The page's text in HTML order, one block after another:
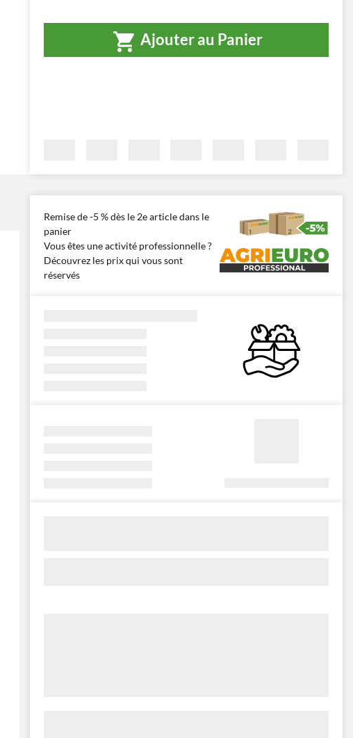
Ajouter au Panier
Remise de -5 % dès le 2e article dans le
panier
Vous êtes une activité professionnelle ?
Découvrez les prix qui vous sont
réservés